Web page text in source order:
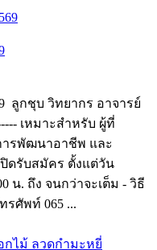
ลูกชุบ วิทยากร อาจารย์
เหมาะสำหรับ ผู้ที่
ารพัฒนาอาชีพ และ
ปิดรับสมัคร ตั้งแต่วัน
น. ถึง จนกว่าจะเต็ม - วิธี
รศัพท์ 065 ...